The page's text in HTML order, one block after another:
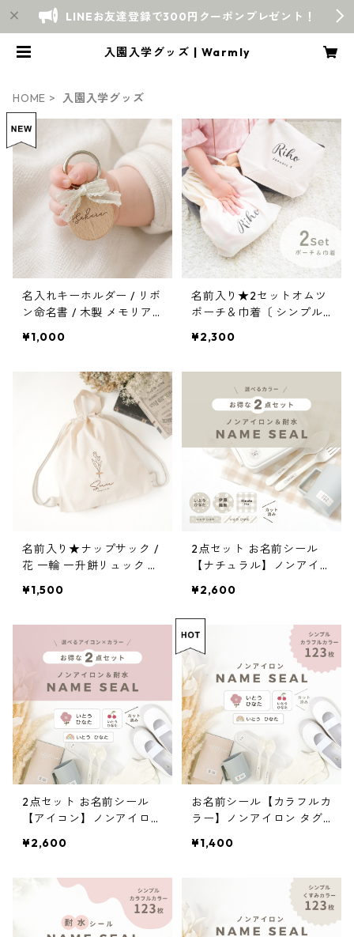
LINEお友達登録で300円クーポンプレゼント！
入園入学グッズ | Warmly
HOME 入園入学グッズ
名入れキーホルダー / リボ
ン命名書 / 木製 メモリア
ギフト 誕生日プレゼント
¥1,000
名前入り★2セットオムツ
ポーチ＆巾着〔 シンプル
入学祝い 出産祝い
¥2,300
名前入り★ナップサック /
花 一輪 一升餅リュック 一
¥1,500
2点セット お名前シール
【ナチュラル】ノンアイロ
チーフ カット済み 兄弟姉
妹OK
¥2,600
2点セット お名前シール
【アイコン】ノンアイロン
ーフ カット済み 兄弟姉妹
¥2,600
お名前シール【カラフルカ
ラー】ノンアイロン タグ
カット済み 兄弟姉妹OK ベ
¥1,400